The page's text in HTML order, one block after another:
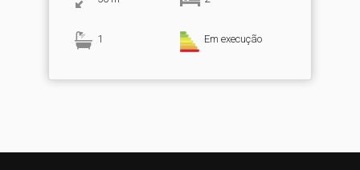
1 Em execução